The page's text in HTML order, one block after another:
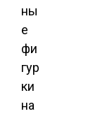
ны
е
фи
гур
ки
на